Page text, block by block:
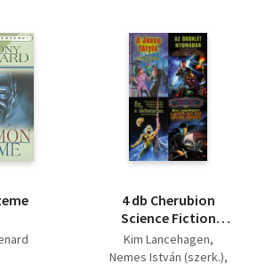
4 db Cherubion
Science Fiction
antológia: A Jessa
fátyla - Science fiction
Kim Lancehagen
Nemes István (szerk.)